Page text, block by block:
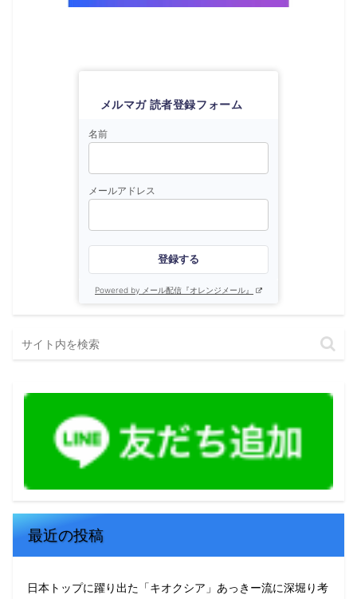
メルマガ 読者登録フォーム
名前
メールアドレス
登録する
Powered by メール配信『オレンジメール』
最近の投稿
日本トップに躍り出た「キオクシア」あっきー流に深堀り考